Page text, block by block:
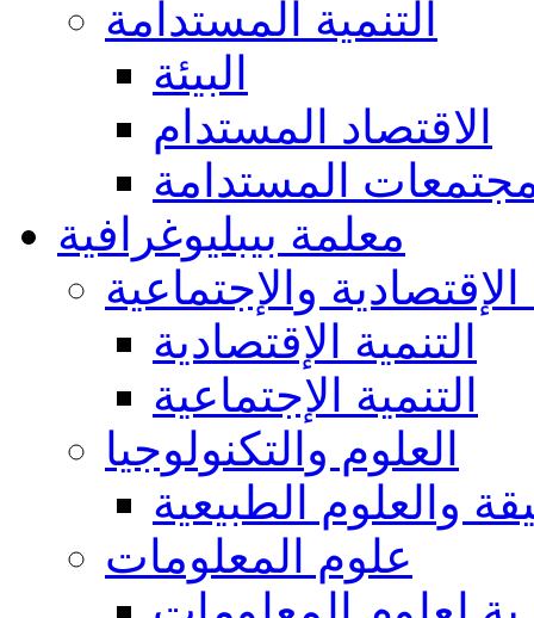
التنمية المستدامة
البيئة
الاقتصاد المستدام
المستدامة
معلمة بيبليوغرافية
الإقتصادية والإجتماعية
التنمية الإقتصادية
التنمية الإجتماعية
العلوم والتكنولوجيا
والعلوم الطبيعية
علوم المعلومات